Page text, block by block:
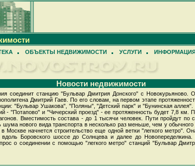
ОБЪЕКТЫ НЕДВИЖИМОСТИ УСЛУГИ
Новости недвижимости
соединит станцию "Бульвар Дмитрия Донского" с Новокурьяново.
Дмитрий Гаев. По его словам, на первом этапе
"Бульвар Ушакова", "Поляны", "Детский парк" и "Бунинская аллея".
- "Потапово" и "Чичерский проезд" - ее протяженность будет 7,8 км.
Вместимость состава - до 1 тысячи человек. Пути пройдут по
шума нового вида транспорта в несколько раз меньше, чем у обычного
Москве начнется строительство еще одной ветки "легкого метро".
Боровского шоссе до Солнцева и далее до Новопеределкина.
о соединении с помощью "легкого метро" станций "Бульвар